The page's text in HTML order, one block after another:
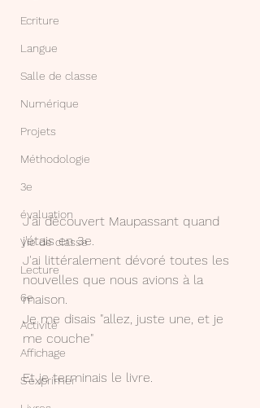
Ecriture
Langue
Salle de classe
Numérique
Projets
Méthodologie
3e
évaluation
Vie de classe
Lecture
6e
Activité
Affichage
S'exprimer
J'ai découvert Maupassant quand
j'étais en 3e.
J'ai littéralement dévoré toutes les
nouvelles que nous avions à la
maison.
Je me disais "allez, juste une, et je
me couche"
Et je terminais le livre.